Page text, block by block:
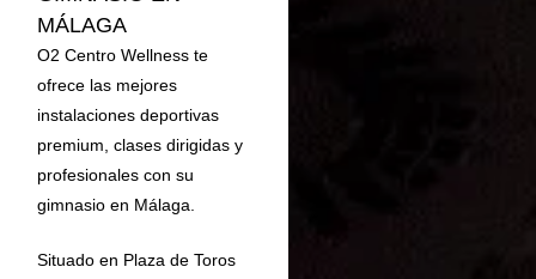
MÁLAGA
O2 Centro Wellness te
ofrece las mejores
instalaciones deportivas
premium, clases dirigidas y
profesionales con su
gimnasio en Málaga.
Situado en Plaza de Toros